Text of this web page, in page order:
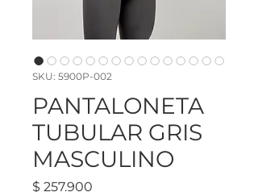
SKU: 5900P-002
PANTALONETA
TUBULAR GRIS
MASCULINO
$ 257.900